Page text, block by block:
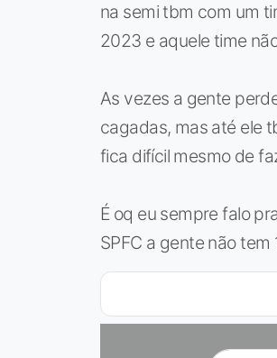
na semi tbm com um
2023 e aquele time
As vezes a gente
cagadas, mas até ele
fica difícil mesmo de
É oq eu sempre falo
SPFC a gente não tem